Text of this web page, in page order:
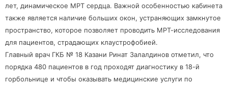
лет, динамическое МРТ сердца. Важной особенностью кабинета
также является наличие больших окон, устраняющих замкнутое
пространство, которое позволяет проводить МРТ-исследования
для пациентов, страдающих клаустрофобией.
Главный врач ГКБ № 18 Казани Ринат Залалдинов отметил, что
порядка 480 пациентов в год проходят диагностику в 18-й
горбольнице и чтобы оказывать медицинские услуги по